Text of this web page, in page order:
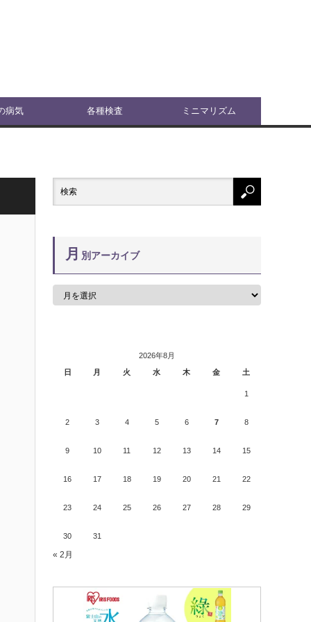
病気 各種検査 ミニマリズム
月 別アーカイブ
2026年8月
日
月 火 水 木 金 土
1
2 3 4 5 6 7 8
9 10 11 12 13 14 15
16 17 18 19 20 21 22
23 24 25 26 27 28 29
30 31
« 2月